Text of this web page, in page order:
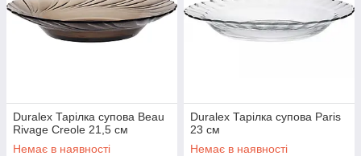
Duralex Тарілка супова Beau
Rivage Creole 21,5 см
Немає в наявності
Duralex Тарілка супова Paris
23 см
Немає в наявності